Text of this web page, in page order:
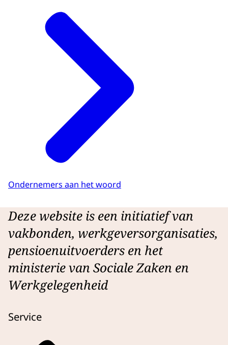
Ondernemers aan het woord
Deze website is een initiatief van
vakbonden, werkgeversorganisaties,
pensioenuitvoerders en het
ministerie van Sociale Zaken en
Werkgelegenheid
Service